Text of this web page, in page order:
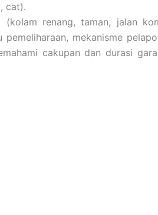
cat).
renang, taman, jalan
mekanisme
cakupan dan durasi